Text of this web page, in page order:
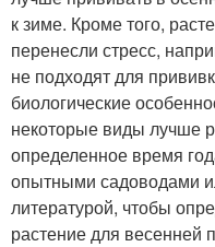
к зиме. Кроме того,
перенесли стресс,
не подходят для
биологические
некоторые виды лучше
определенное время
опытными садоводами
литературой, чтобы
растение для весенней